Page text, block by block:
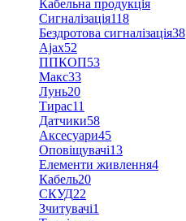
Кабельна продукція
Сигналізація118
Бездротова сигналізація38
Ajax52
ППКОП53
Макс33
Лунь20
Тирас11
Датчики58
Аксесуари45
Оповіщувачі13
Елементи живлення4
Кабель20
СКУД22
Зчитувачі1